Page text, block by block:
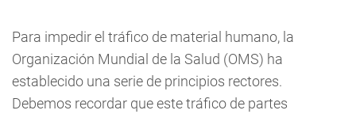
Para impedir el tráfico de material humano, la
Organización Mundial de la Salud (OMS) ha
establecido una serie de principios rectores.
Debemos recordar que este tráfico de partes